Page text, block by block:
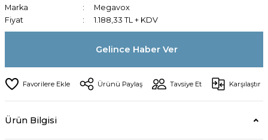
Marka
Megavox
Fiyat
1.188,33 TL + KDV
Gelince Haber Ver
Ürünü Paylaş Tavsiye Et Karşılaştır
Ürün Bilgisi